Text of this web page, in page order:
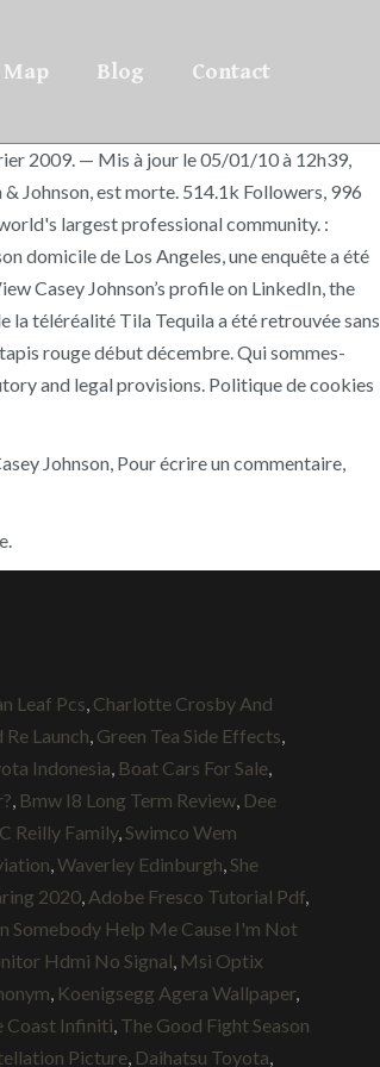
Map Blog Contact
2009. — Mis à jour le 05/01/10 à 12h39,
Johnson, est morte. 514.1k Followers, 996
largest professional community. :
domicile de Los Angeles, une enquête a été
Casey Johnson’s profile on LinkedIn, the
la téléréalité Tila Tequila a été retrouvée sans
rouge début décembre. Qui sommes-
and legal provisions. Politique de cookies
Johnson, Pour écrire un commentaire,
Leaf Pcs, Charlotte Crosby And
Launch, Green Tea Side Effects,
Indonesia, Boat Cars For Sale,
, Bmw I8 Long Term Review, Dee
Reilly Family,Swimco Wem
,Waverley Edinburgh,She
2020, Adobe Fresco Tutorial Pdf,
Somebody Help Me Cause I'm Not
Hdmi No Signal, Msi Optix
, Koenigsegg Agera Wallpaper,
Coast Infiniti, The Good Fight Season
Picture, Daihatsu Toyota,